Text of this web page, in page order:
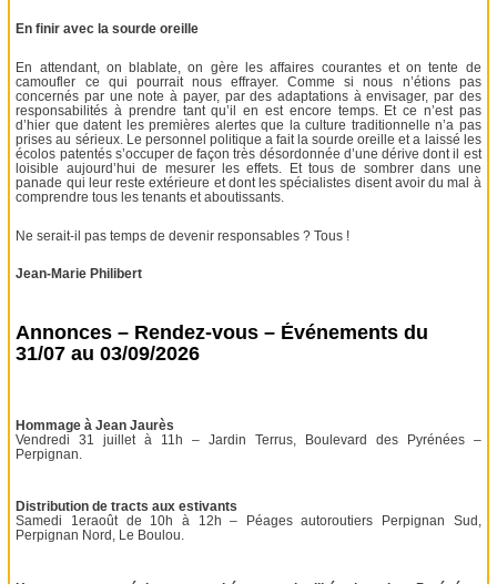
En finir avec la sourde oreille
En attendant, on blablate, on gère les affaires courantes et on tente de
camoufler ce qui pourrait nous effrayer. Comme si nous n’étions pas
concernés par une note à payer, par des adaptations à envisager, par des
responsabilités à prendre tant qu’il en est encore temps. Et ce n’est pas
d’hier que datent les premières alertes que la culture traditionnelle n’a pas
prises au sérieux. Le personnel politique a fait la sourde oreille et a laissé les
écolos patentés s’occuper de façon très désordonnée d’une dérive dont il est
loisible aujourd’hui de mesurer les effets. Et tous de sombrer dans une
panade qui leur reste extérieure et dont les spécialistes disent avoir du mal à
comprendre tous les tenants et aboutissants.
Ne serait-il pas temps de devenir responsables ? Tous !
Jean-Marie Philibert
Annonces – Rendez-vous – Événements du
31/07 au 03/09/2026
Hommage à Jean Jaurès
Vendredi 31 juillet à 11h – Jardin Terrus, Boulevard des Pyrénées –
Perpignan.
Distribution de tracts aux estivants
Samedi 1eraoût de 10h à 12h – Péages autoroutiers Perpignan Sud,
Perpignan Nord, Le Boulou.